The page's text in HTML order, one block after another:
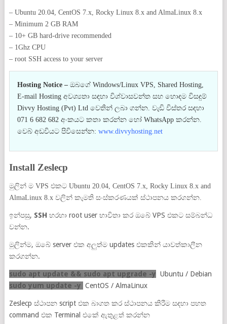
– Ubuntu 20.04, CentOS 7.x, Rocky Linux 8.x and AlmaLinux 8.x
– Minimum 2 GB RAM
– 10+ GB hard-drive recommended
– 1Ghz CPU
– root SSH access to your server
Hosting Notice –ඔබගේ Windows/Linux VPS, Shared Hosting,
E-mail Hosting අවශ්‍යතා සඳහා විශ්වාසවන්ත සහ හොඳම විසඳුම්
Divvy Hosting (Pvt) Ltd වෙතින් ලබා ගන්න. වැඩි විස්තර සඳහා
071 6 682 682 අංකයට කතා කරන්න හෝ WhatsApp කරන්න.
වෙබ් අඩවියට පිවිසෙන්න: www.divvyhosting.net
Install Zeslecp
මුලින් ම VPS එකට Ubuntu 20.04, CentOS 7.x, Rocky Linux 8.x and
AlmaLinux 8.x වලින් කැමති සංස්කරණයක් ස්ථාපනය කරගන්න.
ඉන්පසු, SSH හරහා root user භාවිතා කර ඔබේ VPS එකට සම්බන්ධ
වන්න.
මුලින්ම, ඔබේ server එක අලුත්ම updates එකකින් යාවත්කාලීන
කරගන්න.
sudo apt update && sudo apt upgrade -y Ubuntu / Debian
sudo yum update -y CentOS / AlmaLinux
Zeslecp ස්ථාපන script එක බාගත කර ස්ථාපනය කිරීම සඳහා පහත
command එක Terminal එකේ ඇතුළත් කරන්න